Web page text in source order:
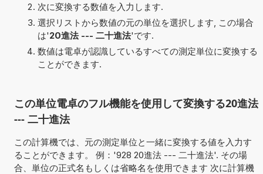
次に変換する数値を入力します.
選択リストから数値の元の単位を選択します, この場合
は'20進法 --- 二十進法'です.
数値は電卓が認識しているすべての測定単位に変換する
ことができます.
この単位電卓のフル機能を使用して変換する20進法
--- 二十進法
この計算機では、元の測定単位と一緒に変換する値を入力す
ることができます。 例：'928 20進法 --- 二十進法'. その場
合、単位の正式名もしくは省略名を使用できます 次に計算機